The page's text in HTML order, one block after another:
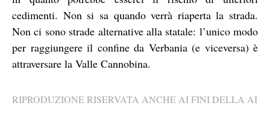
cedimenti. Non si sa quando verrà riaperta la strada.
Non ci sono strade alternative alla statale: l’unico modo
per raggiungere il confine da Verbania (e viceversa) è
attraversare la Valle Cannobina.
RIPRODUZIONE RISERVATA ANCHE AI FINI DELLA AI